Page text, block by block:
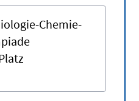
Chemie-